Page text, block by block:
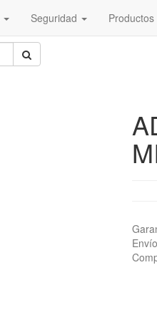
Seguridad Productos